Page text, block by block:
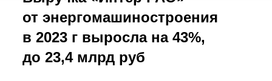
от энергомашиностроения
в 2023 г выросла на 43%,
до 23,4 млрд руб